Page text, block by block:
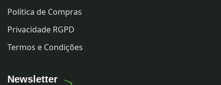
Política de Compras
Privacidade RGPD
Termos e Condições
Newsletter